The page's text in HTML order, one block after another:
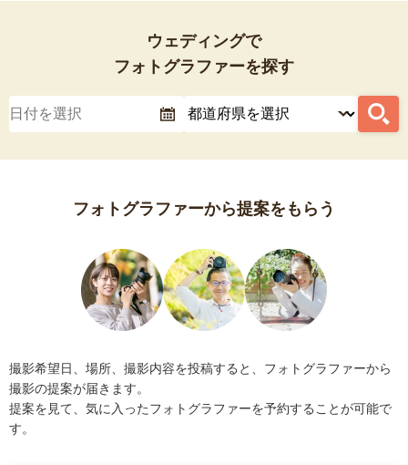
ウェディングで
フォトグラファーを探す
フォトグラファーから提案をもらう
撮影希望日、場所、撮影内容を投稿すると、フォトグラファーから
撮影の提案が届きます。
提案を見て、気に入ったフォトグラファーを予約することが可能で
す。